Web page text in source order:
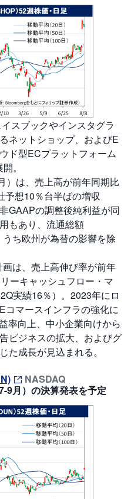
スブックやインスタグラ
ネットショップ、およびE
ド型ECプラットフォーム
。
）は、売上高が前年同期比
想10％台半ばの増収
GAAPの調整後純利益が同
もあり、流通総額
うち欧州が為替の影響を除
は、売上高伸び率が前年
ーキャッシュフロー・マ
実績16％）。2023年にロ
コマースインフラの強化に
率向上、中小企業向けから
ビジネスの拡大、およびグ
た成長が見込まれる。
NASDAQ
9月）の決算発表を予定